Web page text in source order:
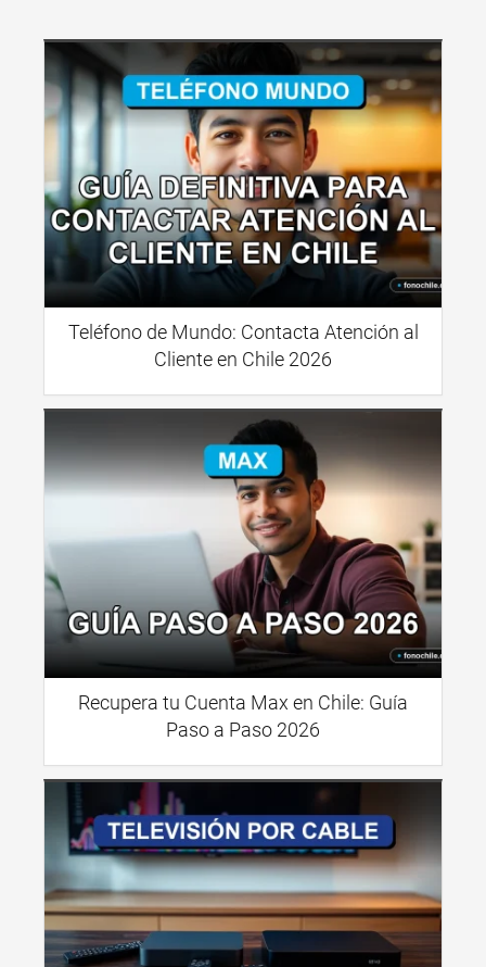
Teléfono de Mundo: Contacta Atención al
Cliente en Chile 2026
Recupera tu Cuenta Max en Chile: Guía
Paso a Paso 2026